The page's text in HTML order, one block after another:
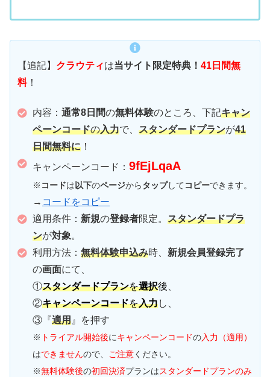
【追記】 クラウティは当サイト限定特典！ 41日間無
料！
内容： 通常8日間の無料体験のところ、下記キャン
ペーンコードの入力で、 スタンダードプランが41
日間無料に ！
キャンペーンコード： 9fEjLqaA
※ コードは 以下のページからタップしてコピーできます。
→ コードをコピー
適用条件： 新規の登録者限定。 スタンダードプラ
ンが対象。
利用方法： 無料体験申込み時、 新規会員登録完了
の画面にて、
①スタンダードプランを選択後
②キャンペーンコードを入力し、
③『適用 』を押す
※ トライアル開始後にキャンペーンコードの入力（適用）
はできませんので、 ご注意ください。
※無料体験後の初回決済プランはスタンダードプランのみ